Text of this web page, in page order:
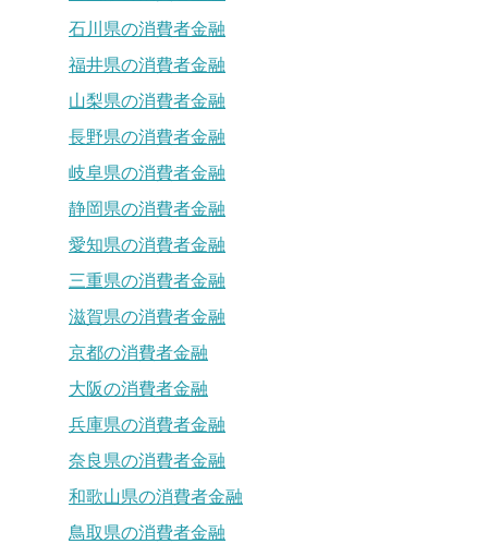
石川県の消費者金融
福井県の消費者金融
山梨県の消費者金融
長野県の消費者金融
岐阜県の消費者金融
静岡県の消費者金融
愛知県の消費者金融
三重県の消費者金融
滋賀県の消費者金融
京都の消費者金融
大阪の消費者金融
兵庫県の消費者金融
奈良県の消費者金融
和歌山県の消費者金融
鳥取県の消費者金融